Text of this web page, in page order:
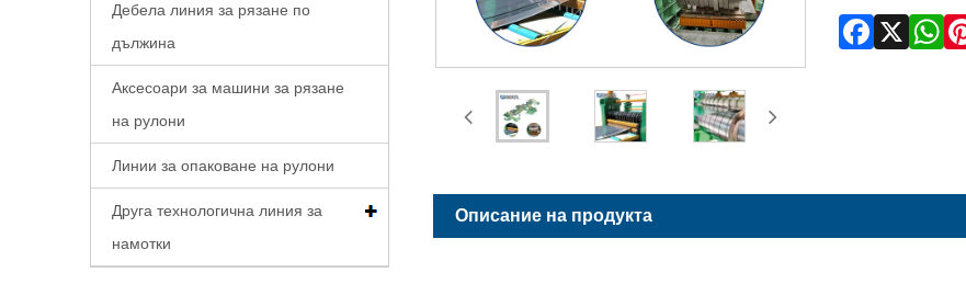
Дебела линия за рязане по
дължина
Аксесоари за машини за рязане
на рулони
Линии за опаковане на рулони
Друга технологична линия за
намотки
Описание на продукта